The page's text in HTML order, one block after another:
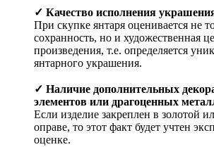
✓ Качество исполнения
При скупке янтаря оценивается не
сохранность, но и художественная
произведения, т.е. определяется
янтарного украшения.
✓ Наличие дополнительных
элементов или драгоценных
Если изделие закреплен в золотой
оправе, то этот факт будет учтен
оценке.